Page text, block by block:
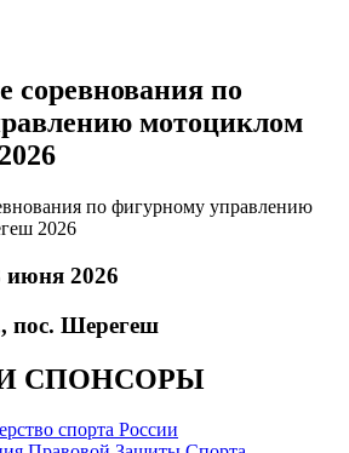
соревнования по
мотоциклом
июня 2026
пос. Шерегеш
СПОНСОРЫ